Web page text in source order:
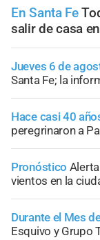
En Santa Fe
salir de casa
Jueves 6 de
Santa Fe; la
Hace casi 40
peregrinaron a
Pronóstico
vientos en la
Durante el Mes
Esquivo y Grupo